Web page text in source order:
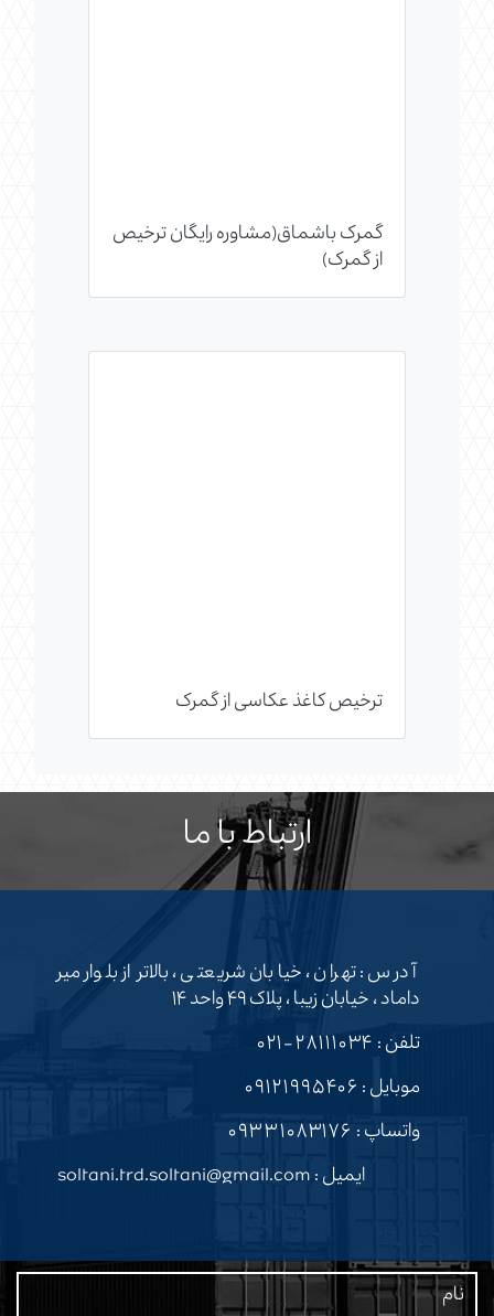
گمرک باشماق(مشاوره رایگان ترخیص
از گمرک)
ترخیص کاغذ عکاسی از گمرک
ارتباط با ما
آدرس : تهران ، خیابان شریعتی ، بالاتر از بلوار میر
داماد ، خیابان زیبا ، پلاک ۴۹ واحد ۱۴
تلفن : ۲۸۱۱۱۰۳۴-۰۲۱
موبایل : ۰۹۱۲۱۹۹۵۴۰۶
واتساپ : ۰۹۳۳۱۰۸۳۱۷۶
ایمیل : soltani.trd.soltani@gmail.com